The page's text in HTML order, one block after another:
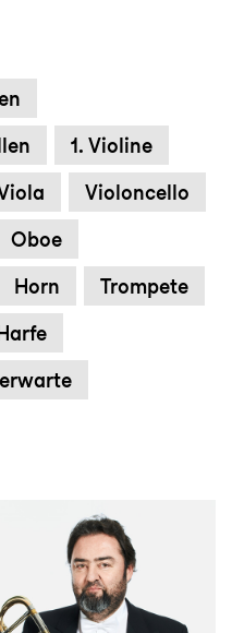
1. Violine
Violoncello
Oboe
Horn Trompete
Harfe